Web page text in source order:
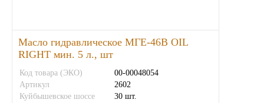
Автожидкости
Тормозные жидкости
Масло гидравлическое МГЕ-46В OIL
RIGHT мин. 5 л., шт
Код товара (ЭКО)
00-00048054
Артикул
2602
Куйбышевское шоссе
30 шт.